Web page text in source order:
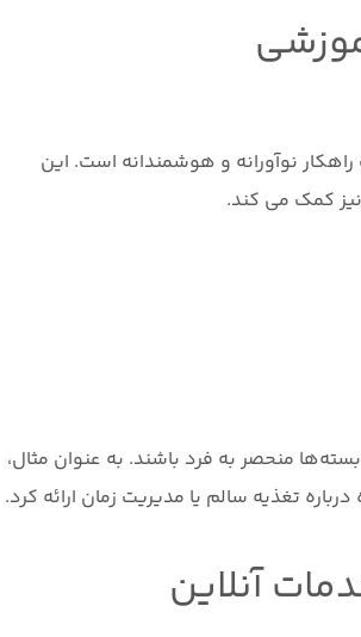
نوآورانه و هوشمندانه است. این
نیز کمک می کند.
منحصر به فرد باشند. به عنوان مثال،
تغذیه سالم یا مدیریت زمان ارائه کرد.
آنلاین